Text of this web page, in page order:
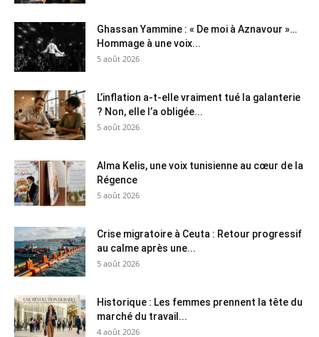
Ghassan Yammine : « De moi à Aznavour »…
Hommage à une voix...
5 août 2026
L’inflation a-t-elle vraiment tué la galanterie
? Non, elle l’a obligée...
5 août 2026
Alma Kelis, une voix tunisienne au cœur de la
Régence
5 août 2026
Crise migratoire à Ceuta : Retour progressif
au calme après une...
5 août 2026
Historique : Les femmes prennent la tête du
marché du travail...
4 août 2026